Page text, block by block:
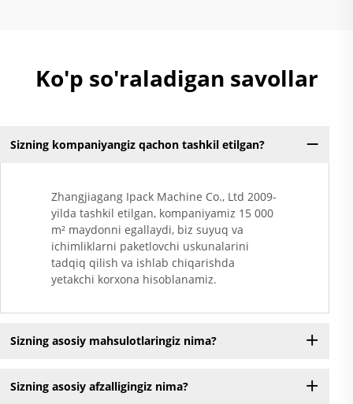
Ko'p so'raladigan savollar
Sizning kompaniyangiz qachon tashkil etilgan?
Zhangjiagang Ipack Machine Co., Ltd 2009-
yilda tashkil etilgan, kompaniyamiz 15 000
m² maydonni egallaydi, biz suyuq va
ichimliklarni paketlovchi uskunalarini
tadqiq qilish va ishlab chiqarishda
yetakchi korxona hisoblanamiz.
Sizning asosiy mahsulotlaringiz nima?
Sizning asosiy afzalligingiz nima?